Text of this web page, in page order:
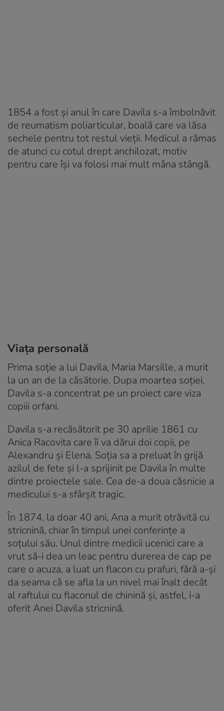
1854 a fost şi anul în care Davila s-a îmbolnăvit
de reumatism poliarticular, boală care va lăsa
sechele pentru tot restul vieţii. Medicul a rămas
de atunci cu cotul drept anchilozat, motiv
pentru care îşi va folosi mai mult mâna stângă.
Viața personală
Prima soţie a lui Davila, Maria Marsille, a murit
la un an de la căsătorie. Dupa moartea soţiei,
Davila s-a concentrat pe un proiect care viza
copiii orfani.
Davila s-a recăsătorit pe 30 aprilie 1861 cu
Anica Racovita care îi va dărui doi copii, pe
Alexandru şi Elena. Soţia sa a preluat în grijă
azilul de fete şi l-a sprijinit pe Davila în multe
dintre proiectele sale. Cea de-a doua căsnicie a
medicului s-a sfârşit tragic.
În 1874, la doar 40 ani, Ana a murit otrăvită cu
stricnină, chiar în timpul unei conferinţe a
soţului său. Unul dintre medicii ucenici care a
vrut să-i dea un leac pentru durerea de cap pe
care o acuza, a luat un flacon cu prafuri, fără a-și
da seama că se afla la un nivel mai înalt decât
al raftului cu flaconul de chinină și, astfel, i-a
oferit Anei Davila stricnină.